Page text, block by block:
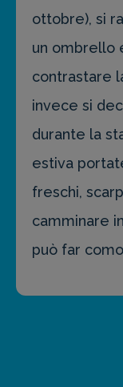
ottobre), si
un ombrello
contrastare
invece si
durante la
estiva
freschi,
camminare
può far